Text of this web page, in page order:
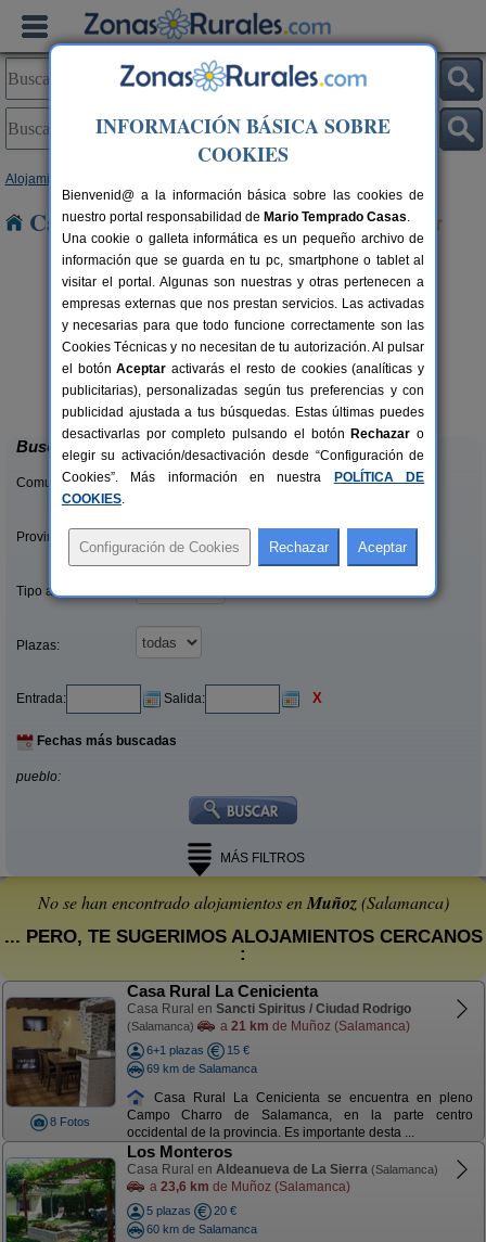
Alojamientos
Casas Rurales cerca de Muñoz
6-12+2 pers.
desde37 €
Casa Rural La Plazuela
Pereña de la Ribera (Salamanca)
Buscar
Comunidades:
Provincias/Islas:
Tipo alquiler:
Plazas:
Entrada: Salida: X
Fechas más buscadas
pueblo:
MÁS FILTROS
No se han encontrado alojamientos enMuñoz(Salamanca)
... PERO, TE SUGERIMOS ALOJAMIENTOS CERCANOS
:
8 Fotos
Casa Rural La Cenicienta
Casa Rural en Sancti Spiritus / Ciudad Rodrigo
(Salamanca) a 21 km de Muñoz (Salamanca)
6+1 plazas
15 €
69 km de Salamanca
Casa Rural La Cenicienta se encuentra en pleno
Campo Charro de Salamanca, en la parte centro
occidental de la provincia. Es importante desta ...
Los Monteros
Casa Rural en Aldeanueva de La Sierra (Salamanca)
a 23,6 km de Muñoz (Salamanca)
5 plazas
20 €
60 km de Salamanca
INFORMACIÓN BÁSICA SOBRE
COOKIES
Bienvenid@ a la información básica sobre las cookies de
nuestro portal responsabilidad de Mario Temprado Casas.
Una cookie o galleta informática es un pequeño archivo de
información que se guarda en tu pc, smartphone o tablet al
visitar el portal. Algunas son nuestras y otras pertenecen a
empresas externas que nos prestan servicios. Las activadas
y necesarias para que todo funcione correctamente son las
Cookies Técnicas y no necesitan de tu autorización. Al pulsar
el botónAceptar activarás el resto de cookies (analíticas y
publicitarias), personalizadas según tus preferencias y con
publicidad ajustada a tus búsquedas. Estas últimas puedes
desactivarlas por completo pulsando el botón Rechazar o
elegir su activación/desactivación desde “Configuración de
Cookies”. Más información en nuestra
POLÍTICA DE
COOKIES.